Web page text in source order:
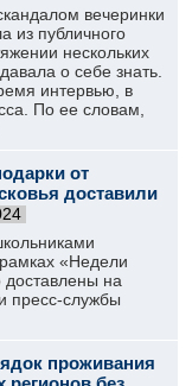
вечеринки
из публичного
нескольких
о себе знать.
интервью, в
По ее словам,
от
доставили
«Недели
на
пресс-службы
проживания